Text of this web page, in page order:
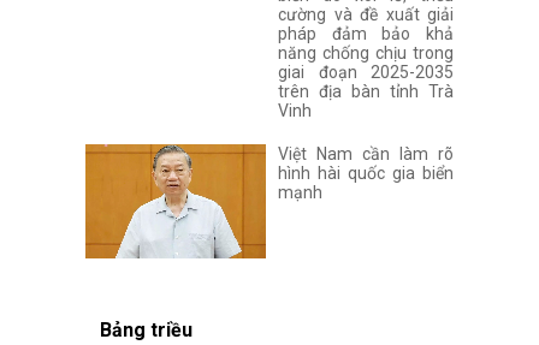
cường và đề xuất giải
pháp đảm bảo khả
năng chống chịu trong
giai đoạn 2025-2035
trên địa bàn tỉnh Trà
Vinh
Việt Nam cần làm rõ
hình hài quốc gia biển
mạnh
Bảng triều